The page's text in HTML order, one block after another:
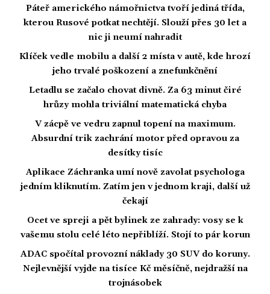
Páteř amerického námořnictva tvoří jediná třída,
kterou Rusové potkat nechtějí. Slouží přes 30 let a
nic ji neumí nahradit
Klíček vedle mobilu a další 2 místa v autě, kde hrozí
jeho trvalé poškození a znefunkčnění
Letadlu se začalo chovat divně. Za 63 minut čiré
hrůzy mohla triviální matematická chyba
V zácpě ve vedru zapnul topení na maximum.
Absurdní trik zachrání motor před opravou za
desítky tisíc
Aplikace Záchranka umí nově zavolat psychologa
jedním kliknutím. Zatím jen v jednom kraji, další už
čekají
Ocet ve spreji a pět bylinek ze zahrady: vosy se k
vašemu stolu celé léto nepřiblíží. Stojí to pár korun
ADAC spočítal provozní náklady 30 SUV do koruny.
Nejlevnější vyjde na tisíce Kč měsíčně, nejdražší na
trojnásobek